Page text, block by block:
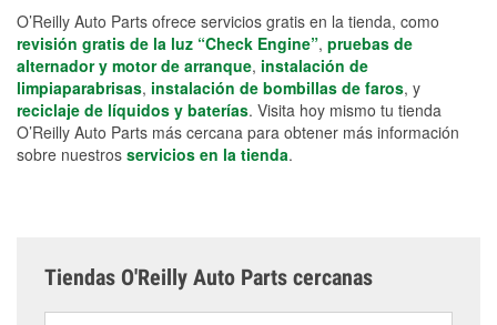
O’Reilly Auto Parts ofrece servicios gratis en la tienda, como
revisión gratis de la luz “Check Engine”, pruebas de
alternador y motor de arranque, instalación de
limpiaparabrisas, instalación de bombillas de faros, y
reciclaje de líquidos y baterías. Visita hoy mismo tu tienda
O’Reilly Auto Parts más cercana para obtener más información
sobre nuestros servicios en la tienda.
Tiendas O'Reilly Auto Parts cercanas